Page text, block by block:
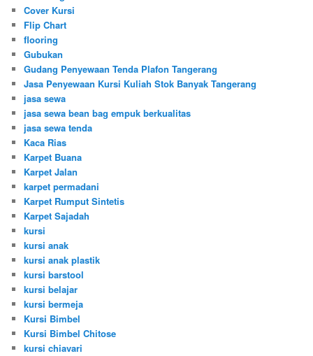
Cover Kursi
Flip Chart
flooring
Gubukan
Gudang Penyewaan Tenda Plafon Tangerang
Jasa Penyewaan Kursi Kuliah Stok Banyak Tangerang
jasa sewa
jasa sewa bean bag empuk berkualitas
jasa sewa tenda
Kaca Rias
Karpet Buana
Karpet Jalan
karpet permadani
Karpet Rumput Sintetis
Karpet Sajadah
kursi
kursi anak
kursi anak plastik
kursi barstool
kursi belajar
kursi bermeja
Kursi Bimbel
Kursi Bimbel Chitose
kursi chiavari